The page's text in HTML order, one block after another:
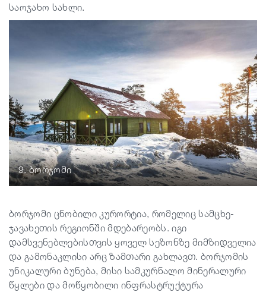
საოჯახო სახლი.
9. ბორჯომი
ბორჯომი ცნობილი კურორტია, რომელიც სამცხე-
ჯავახეთის რეგიონში მდებარეობს. იგი
დამსვენებლებისთვის ყოველ სეზონზე მიმზიდველია
და გამონაკლისი არც ზამთარი გახლავთ. ბორჯომის
უნიკალური ბუნება, მისი სამკურნალო მინერალური
წყლები და მოწყობილი ინფრასტრუქტურა